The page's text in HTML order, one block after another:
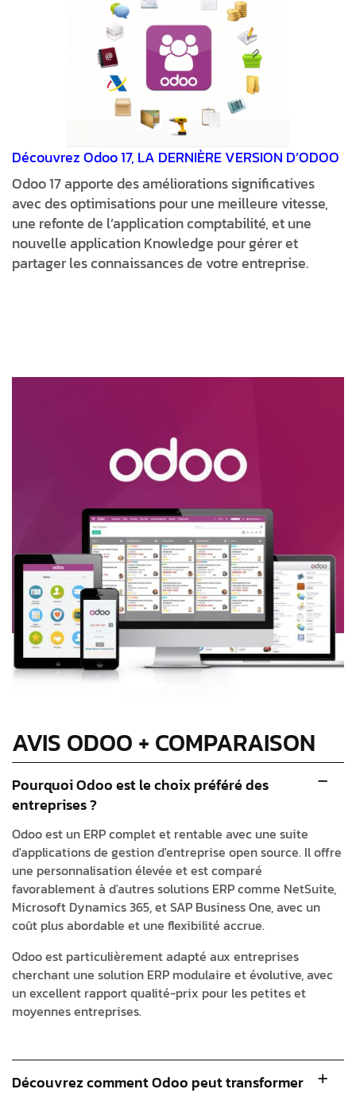
Découvrez Odoo 17, LA DERNIÈRE VERSION D’ODOO
Odoo 17 apporte des améliorations significatives
avec des optimisations pour une meilleure vitesse,
une refonte de l’application comptabilité, et une
nouvelle application Knowledge pour gérer et
partager les connaissances de votre entreprise.
AVIS ODOO + COMPARAISON
Pourquoi Odoo est le choix préféré des
entreprises ?
Odoo est un ERP complet et rentable avec une suite
d'applications de gestion d'entreprise open source. Il offre
une personnalisation élevée et est comparé
favorablement à d'autres solutions ERP comme NetSuite,
Microsoft Dynamics 365, et SAP Business One, avec un
coût plus abordable et une flexibilité accrue.
Odoo est particulièrement adapté aux entreprises
cherchant une solution ERP modulaire et évolutive, avec
un excellent rapport qualité-prix pour les petites et
moyennes entreprises.
Découvrez comment Odoo peut transformer